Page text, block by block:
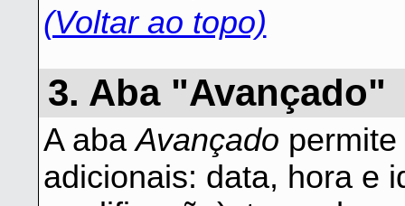
(Voltar ao topo)
3. Aba "Avançado"
A abaAvançado
adicionais: data, hora e